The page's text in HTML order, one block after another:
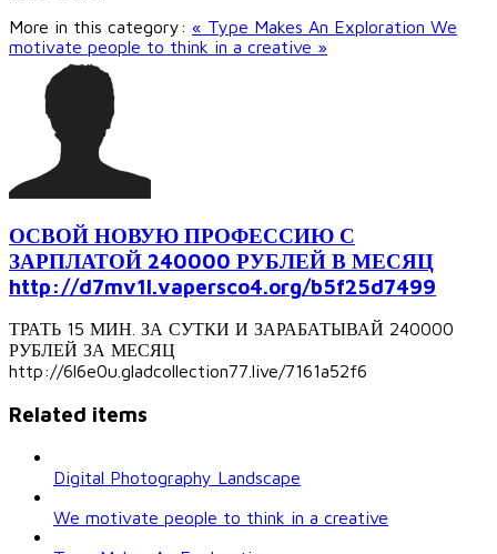
More in this category: « Type Makes An Exploration We
motivate people to think in a creative »
ОСВОЙ НОВУЮ ПРОФЕССИЮ С
ЗАРПЛАТОЙ 240000 РУБЛЕЙ В МЕСЯЦ
http://d7mv1l.vapersco4.org/b5f25d7499
ТРАТЬ 15 МИН. ЗА СУТКИ И ЗАРАБАТЫВАЙ 240000
РУБЛЕЙ ЗА МЕСЯЦ
http://6l6e0u.gladcollection77.live/7161a52f6
Related items
Digital Photography Landscape
We motivate people to think in a creative